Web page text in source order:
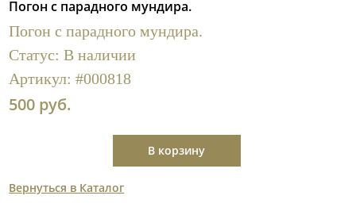
Полезные ссылки
Погон с парадного мундира.
Погон с парадного мундира.
Статус:В наличии
Артикул:#000818
500 руб.
В корзину
Вернуться в Каталог